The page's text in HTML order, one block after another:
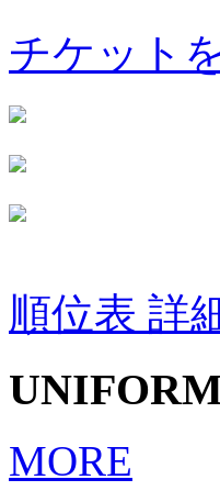
チケット
順位表 詳
MORE